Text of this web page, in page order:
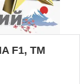
F1, ТМ